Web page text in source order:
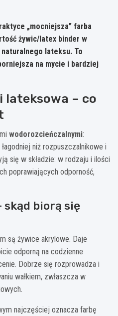
„mocniejsza” farba
żywic/latex binder w
lateksu. To
na mycie i bardziej
lateksowa – co
wodorozcieńczalnymi:
niż rozpuszczalnikowe i
się w składzie: w rodzaju i ilości
poprawiających odporność,
skąd biorą się
są żywice akrylowe. Daje
odporną na codzienne
Dobrze się rozprowadza i
wałkiem, zwłaszcza w
najczęściej oznacza farbę